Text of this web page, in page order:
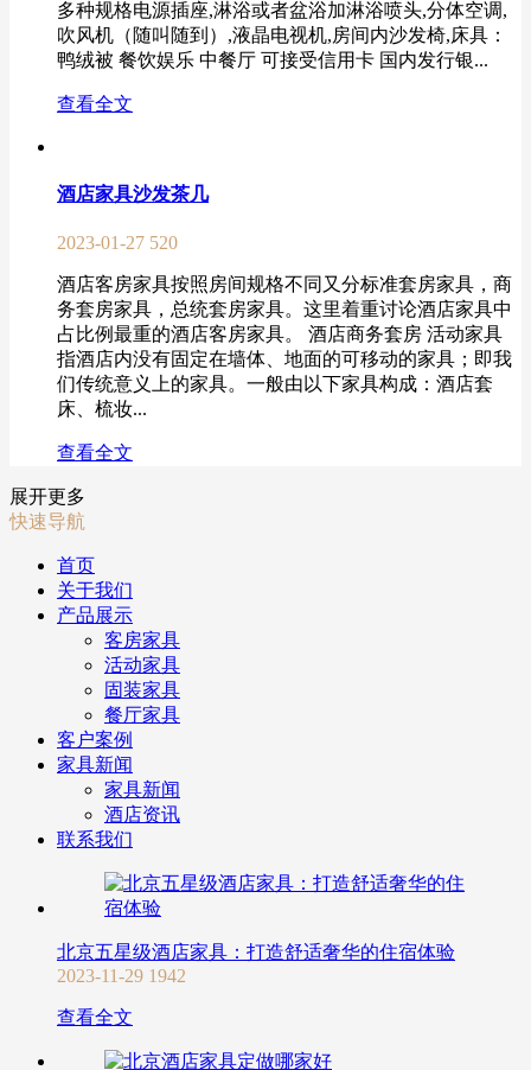
多种规格电源插座,淋浴或者盆浴加淋浴喷头,分体空调,
吹风机（随叫随到）,液晶电视机,房间内沙发椅,床具：
鸭绒被 餐饮娱乐 中餐厅 可接受信用卡 国内发行银...
查看全文
酒店家具沙发茶几
2023-01-27 520
酒店客房家具按照房间规格不同又分标准套房家具，商
务套房家具，总统套房家具。这里着重讨论酒店家具中
占比例最重的酒店客房家具。 酒店商务套房 活动家具
指酒店内没有固定在墙体、地面的可移动的家具；即我
们传统意义上的家具。一般由以下家具构成：酒店套
床、梳妆...
查看全文
展开更多
快速导航
首页
关于我们
产品展示
客房家具
活动家具
固装家具
餐厅家具
客户案例
家具新闻
家具新闻
酒店资讯
联系我们
北京五星级酒店家具：打造舒适奢华的住宿体验
2023-11-29 1942
查看全文